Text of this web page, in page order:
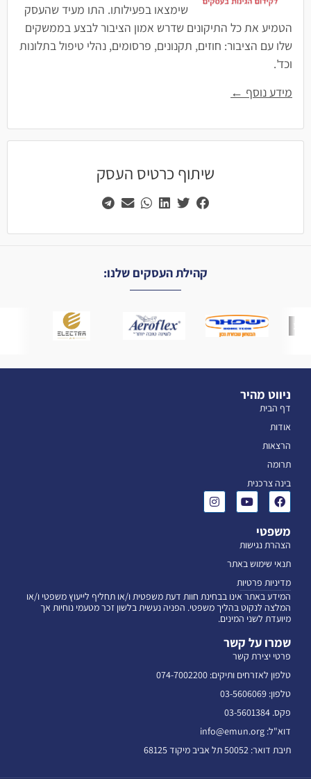
שימצאו בפעילותו. התו מעיד שהעסק
הטמיע את כל התיקונים שדרש אמון הציבור לבצע בממשקים
שלו עם הציבור: חוזים, תקנונים, פרסומים, נהלי טיפול בתלונות
וכד'.
מידע נוסף ←
שיתוף כרטיס העסק
קהילת העסקים שלנו:
ניווט מהיר
דף הבית
אודות
הרצאות
תרומה
בינה צרכנית
משפטי
הצהרת נגישות
תנאי שימוש באתר
מדיניות פרטיות
המידע באתר אינו בבחינת חוות דעת משפטית ו/או תחליף לייעוץ משפטי ו/או
המלצה לנקוט בהליך משפטי. הפניה נעשית בלשון זכר מטעמי נוחיות אך
מיועדת לשני המינים.
שמרו על קשר
פרטי יצירת קשר
טלפון לאזרחים ותיקים: 074-7002200
טלפון: 03-5606069
פקס. 03-5601384
דוא"ל: info@emun.org
תיבת דואר: 50052 תל אביב מיקוד 68125